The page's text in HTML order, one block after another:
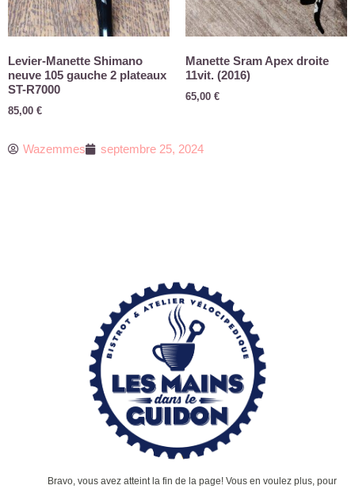
Levier-Manette Shimano
neuve 105 gauche 2 plateaux
ST-R7000
85,00 €
Manette Sram Apex droite
11vit. (2016)
65,00 €
Wazemmes septembre 25, 2024
Bravo, vous avez atteint la fin de la page! Vous en voulez plus, pour